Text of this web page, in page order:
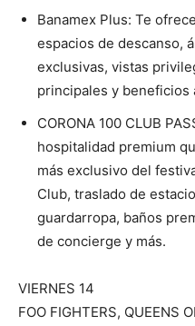
Banamex Plus: Te
espacios de descanso,
exclusivas, vistas
principales y beneficios
CORONA 100 CLUB
hospitalidad premium
más exclusivo del
Club, traslado de
guardarropa, baños
de concierge y más.
VIERNES 14
FOO FIGHTERS, QUEENS